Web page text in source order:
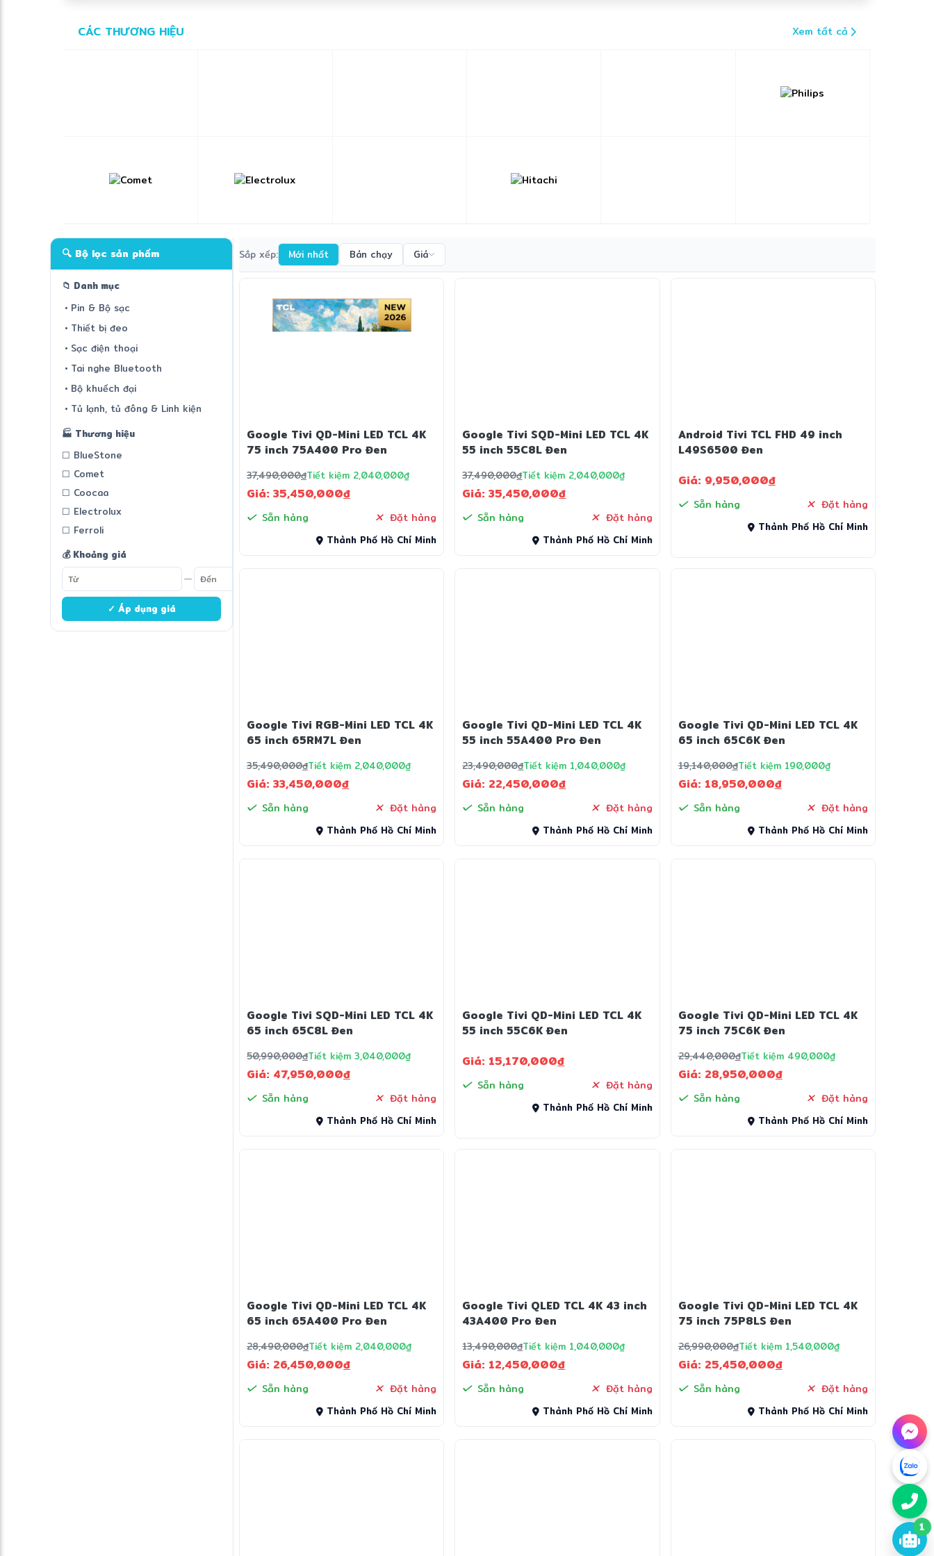
CÁC THƯƠNG HIỆU Xem tất cả
🔍 Bộ lọc sản phẩm
📁 Danh mục
• Pin & Bộ sạc
• Thiết bị đeo
• Sạc điện thoại
• Tai nghe Bluetooth
• Bộ khuếch đại
• Tủ lạnh, tủ đông & Linh kiện
🏭 Thương hiệu
☐ BlueStone
☐ Comet
☐ Coocaa
☐ Electrolux
☐ Ferroli
💰 Khoảng giá
—
✓ Áp dụng giá
Sắp xếp: Mới nhất Bán chạy Giá
Google Tivi QD-Mini LED TCL 4K
75 inch 75A400 Pro Đen
37,490,000đTiết kiệm 2,040,000₫
Giá: 35,450,000đ
Sẵn hàng Đặt hàng
Thành Phố Hồ Chí Minh
Google Tivi SQD-Mini LED TCL 4K
55 inch 55C8L Đen
37,490,000đTiết kiệm 2,040,000₫
Giá: 35,450,000đ
Sẵn hàng Đặt hàng
Thành Phố Hồ Chí Minh
Android Tivi TCL FHD 49 inch
L49S6500 Đen
Giá: 9,950,000đ
Sẵn hàng Đặt hàng
Thành Phố Hồ Chí Minh
Google Tivi RGB-Mini LED TCL 4K
65 inch 65RM7L Đen
35,490,000đTiết kiệm 2,040,000₫
Giá: 33,450,000đ
Sẵn hàng Đặt hàng
Thành Phố Hồ Chí Minh
Google Tivi QD-Mini LED TCL 4K
55 inch 55A400 Pro Đen
23,490,000đTiết kiệm 1,040,000₫
Giá: 22,450,000đ
Sẵn hàng Đặt hàng
Thành Phố Hồ Chí Minh
Google Tivi QD-Mini LED TCL 4K
65 inch 65C6K Đen
19,140,000đTiết kiệm 190,000₫
Giá: 18,950,000đ
Sẵn hàng Đặt hàng
Thành Phố Hồ Chí Minh
Google Tivi SQD-Mini LED TCL 4K
65 inch 65C8L Đen
50,990,000đTiết kiệm 3,040,000₫
Giá: 47,950,000đ
Sẵn hàng Đặt hàng
Thành Phố Hồ Chí Minh
Google Tivi QD-Mini LED TCL 4K
55 inch 55C6K Đen
Giá: 15,170,000đ
Sẵn hàng Đặt hàng
Thành Phố Hồ Chí Minh
Google Tivi QD-Mini LED TCL 4K
75 inch 75C6K Đen
29,440,000đTiết kiệm 490,000₫
Giá: 28,950,000đ
Sẵn hàng Đặt hàng
Thành Phố Hồ Chí Minh
Google Tivi QD-Mini LED TCL 4K
65 inch 65A400 Pro Đen
28,490,000đTiết kiệm 2,040,000₫
Giá: 26,450,000đ
Sẵn hàng Đặt hàng
Thành Phố Hồ Chí Minh
Google Tivi QLED TCL 4K 43 inch
43A400 Pro Đen
13,490,000đTiết kiệm 1,040,000₫
Giá: 12,450,000đ
Sẵn hàng Đặt hàng
Thành Phố Hồ Chí Minh
Google Tivi QD-Mini LED TCL 4K
75 inch 75P8LS Đen
26,990,000đTiết kiệm 1,540,000₫
Giá: 25,450,000đ
Sẵn hàng Đặt hàng
Thành Phố Hồ Chí Minh
1